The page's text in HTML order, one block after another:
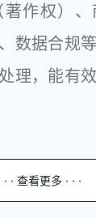
作权）
数据合规
理，能有
· · 查看更多 · · ·